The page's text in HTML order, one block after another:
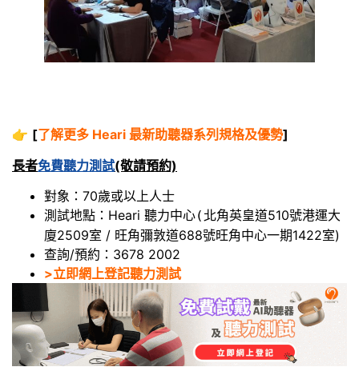
👉 [了解更多 Heari 最新助聽器系列規格及優勢]
長者免費聽力測試(敬請預約)
對象：70歲或以上人士
測試地點：Heari 聽力中心( 北角英皇道510號港運大
廈2509室 / 旺角彌敦道688號旺角中心一期1422室)
查詢/預約：3678 2002
>立即網上登記聽力測試